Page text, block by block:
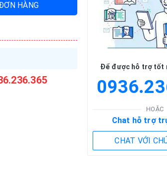
HÀNG
Để được hỗ trợ tốt
HOẶC
Chat hỗ trợ
CHAT VỚI